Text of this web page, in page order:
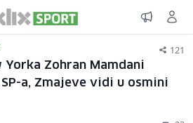
121
Yorka Zohran Mamdani
a, Zmajeve vidi u osmini